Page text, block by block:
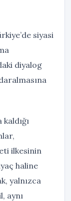
siyasi
diyalog
ilkesinin
haline
yalnızca
aynı